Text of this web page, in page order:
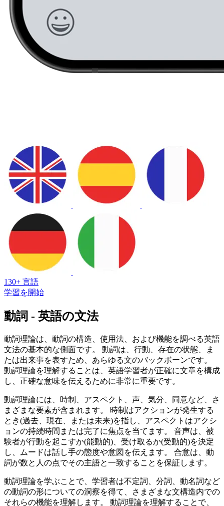
130+ 言語
学習を開始
動詞 - 英語の文法
動詞理論は、動詞の構造、使用法、および機能を調べる英語
文法の基本的な側面です。 動詞は、行動、存在の状態、ま
たは出来事を表すため、あらゆる文のバックボーンです。
動詞理論を理解することは、英語学習者が正確に文章を構成
し、正確な意味を伝えるために非常に重要です。
動詞理論には、時制、アスペクト、声、気分、同意など、さ
まざまな要素が含まれます。 時制はアクションが発生する
とき(過去、現在、または未来)を指し、アスペクトはアクシ
ョンの持続時間または完了に焦点を当てます。 音声は、被
験者が行動を起こすか(能動的)、受け取るか(受動的)を決定
し、ムードは話し手の態度や意図を伝えます。 合意は、動
詞が数と人の点でその主語と一致することを保証します。
動詞理論を学ぶことで、学習者は不定詞、分詞、動名詞など
の動詞の形についての洞察を得て、さまざまな文構造内での
それらの機能を理解します。 動詞理論を理解することで、